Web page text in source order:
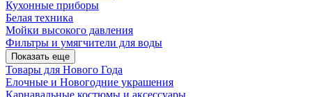
Кухонные приборы
Белая техника
Мойки высокого давления
Фильтры и умягчители для воды
Показать еще
Товары для Нового Года
Елочные и Новогодние украшения
Карнавальные костюмы и аксессуары